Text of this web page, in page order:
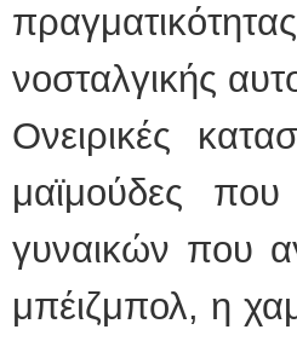
νοσταλγικής
Ονειρικές
μαϊμούδες
γυναικών που
μπέιζμπολ, η